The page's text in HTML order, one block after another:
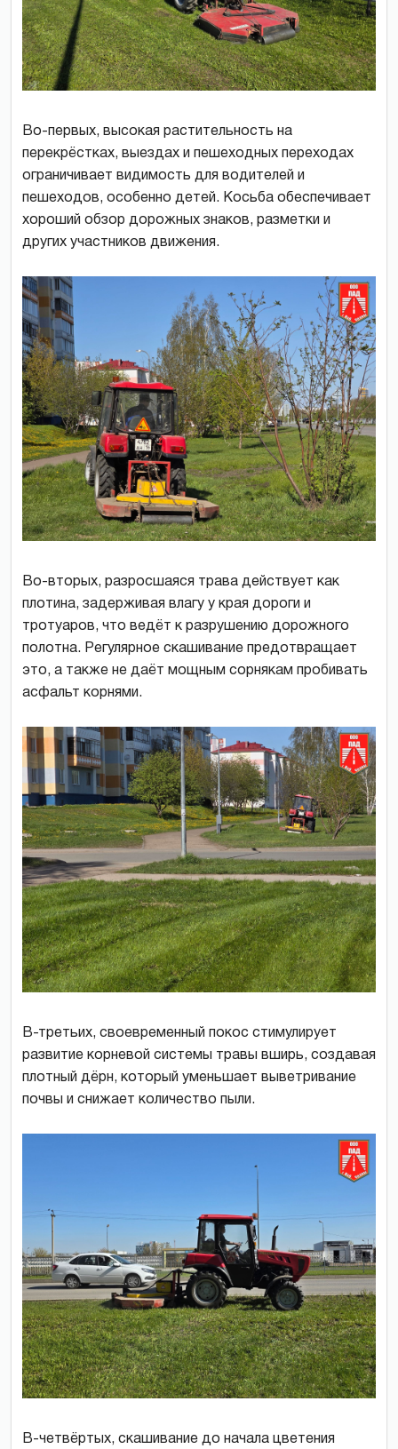
Во-первых, высокая растительность на
перекрёстках, выездах и пешеходных переходах
ограничивает видимость для водителей и
пешеходов, особенно детей. Косьба обеспечивает
хороший обзор дорожных знаков, разметки и
других участников движения.
Во-вторых, разросшаяся трава действует как
плотина, задерживая влагу у края дороги и
тротуаров, что ведёт к разрушению дорожного
полотна. Регулярное скашивание предотвращает
это, а также не даёт мощным сорнякам пробивать
асфальт корнями.
В-третьих, своевременный покос стимулирует
развитие корневой системы травы вширь, создавая
плотный дёрн, который уменьшает выветривание
почвы и снижает количество пыли.
В-четвёртых, скашивание до начала цветения